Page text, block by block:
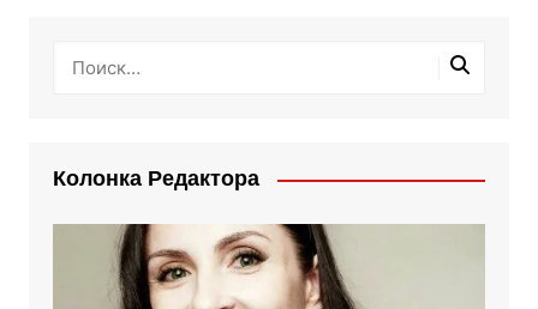
Колонка Редактора